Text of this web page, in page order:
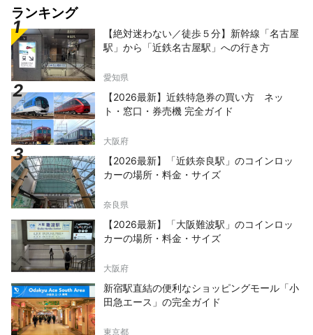
ランキング
【絶対迷わない／徒歩５分】新幹線「名古屋
駅」から「近鉄名古屋駅」への行き方
愛知県
【2026最新】近鉄特急券の買い方 ネッ
ト・窓口・券売機 完全ガイド
大阪府
【2026最新】「近鉄奈良駅」のコインロッ
カーの場所・料金・サイズ
奈良県
【2026最新】「大阪難波駅」のコインロッ
カーの場所・料金・サイズ
大阪府
新宿駅直結の便利なショッピングモール「小
田急エース」の完全ガイド
東京都